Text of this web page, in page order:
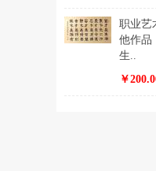
职业艺
他作品
生..
￥